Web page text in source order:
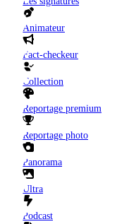
Animateur
Fact-checkeur
Collection
Reportage premium
Reportage photo
Panorama
Ultra
Podcast